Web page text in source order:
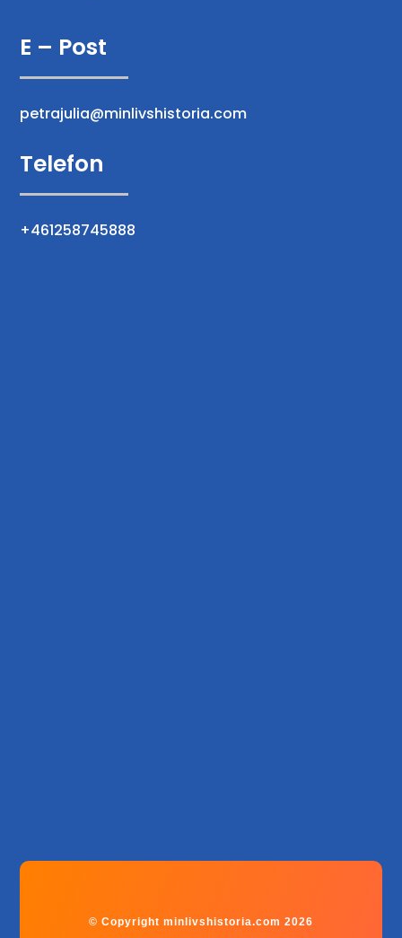
E – Post
petrajulia@minlivshistoria.com
Telefon
+461258745888
© Copyright minlivshistoria.com 2026